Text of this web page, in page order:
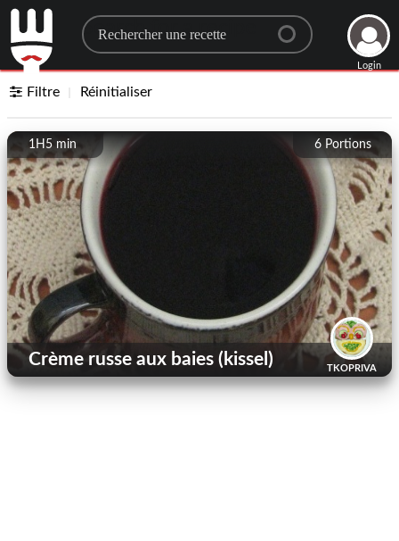
Search for a recipe
Login
Filtre Réinitialiser
6 Portions
1H5 min
TKOPRIVA
Crème russe aux baies (kissel)